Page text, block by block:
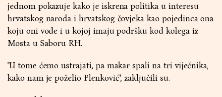
jednom pokazuje kako je iskrena politika u interesu
hrvatskog naroda i hrvatskog čovjeka kao pojedinca ona
koju oni vode i u kojoj imaju podršku kod kolega iz
Mosta u Saboru RH.
''U tome ćemo ustrajati, pa makar spali na tri vijećnika,
kako nam je poželio Plenković'', zaključili su.